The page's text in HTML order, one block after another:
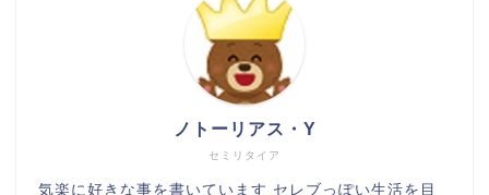
セミリタイア
ノトーリアス・Y
気楽に好きな事を書いています セレブっぽい生活を目